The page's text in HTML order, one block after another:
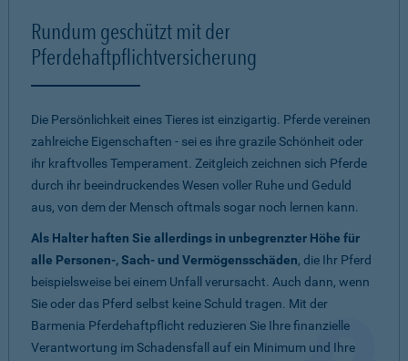
Rundum geschützt mit der
Pferdehaftpflichtversicherung
Die Persönlichkeit eines Tieres ist einzigartig. Pferde vereinen
zahlreiche Eigenschaften - sei es ihre grazile Schönheit oder
ihr kraftvolles Temperament. Zeitgleich zeichnen sich Pferde
durch ihr beeindruckendes Wesen voller Ruhe und Geduld
aus, von dem der Mensch oftmals sogar noch lernen kann.
Als Halter haften Sie allerdings in unbegrenzter Höhe für
alle Personen-, Sach- und Vermögensschäden, die Ihr Pferd
beispielsweise bei einem Unfall verursacht. Auch dann, wenn
Sie oder das Pferd selbst keine Schuld tragen. Mit der
Barmenia Pferdehaftpflicht reduzieren Sie Ihre finanzielle
Verantwortung im Schadensfall auf ein Minimum und Ihre